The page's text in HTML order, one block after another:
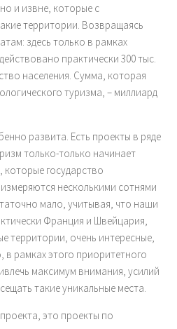
и извне, которые с
территории. Возвращаясь
здесь только в рамках
практически 300 тыс.
населения. Сумма, которая
туризма, – миллиард
развита. Есть проекты в ряде
только-только начинает
которые государство
несколькими сотнями
мало, учитывая, что наши
Франция и Швейцария,
территории, очень интересные,
рамках этого приоритетного
максимум внимания, усилий
такие уникальные места.
это проекты по